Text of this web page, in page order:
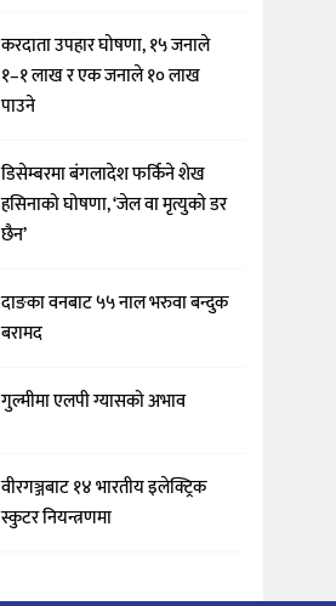
करदाता उपहार घोषणा, १५ जनाले
१–१ लाख र एक जनाले १० लाख
पाउने
डिसेम्बरमा बंगलादेश फर्किने शेख
हसिनाको घोषणा, ‘जेल वा मृत्युको डर
छैन’
दाङका वनबाट ५५ नाल भरुवा बन्दुक
बरामद
गुल्मीमा एलपी ग्यासको अभाव
वीरगञ्जबाट १४ भारतीय इलेक्ट्रिक
स्कुटर नियन्त्रणमा